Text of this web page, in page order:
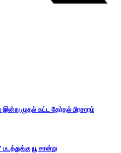
முதல் கட்ட தேர்தல் பிரசாரம்
யூ சான்று